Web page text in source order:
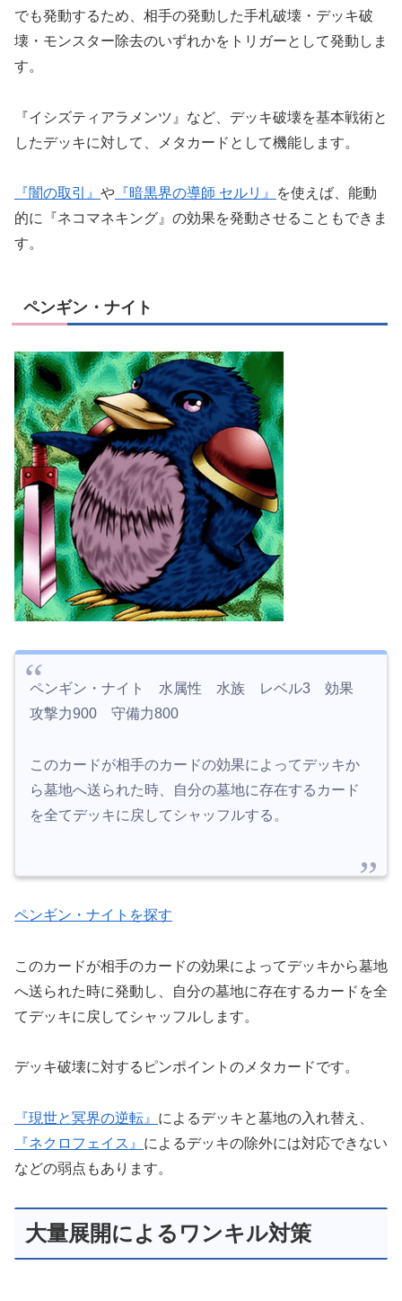
でも発動するため、相手の発動した手札破壊・デッキ破
壊・モンスター除去のいずれかをトリガーとして発動しま
す。
『イシズティアラメンツ』など、デッキ破壊を基本戦術と
したデッキに対して、メタカードとして機能します。
『闇の取引』 や 『暗黒界の導師 セルリ』
を使えば、能動
的に『ネコマネキング』の効果を発動させることもできま
す。
ペンギン・ナイト
ペンギン・ナイト 水属性 水族 レベル3 効果
攻撃力900 守備力800
このカードが相手のカードの効果によってデッキか
ら墓地へ送られた時、自分の墓地に存在するカード
を全てデッキに戻してシャッフルする。
ペンギン・ナイトを探す
このカードが相手のカードの効果によってデッキから墓地
へ送られた時に発動し、自分の墓地に存在するカードを全
てデッキに戻してシャッフルします。
デッキ破壊に対するピンポイントのメタカードです。
『現世と冥界の逆転』 によるデッキと墓地の入れ替え、
『ネクロフェイス』 によるデッキの除外には対応できない
などの弱点もあります。
大量展開によるワンキル対策